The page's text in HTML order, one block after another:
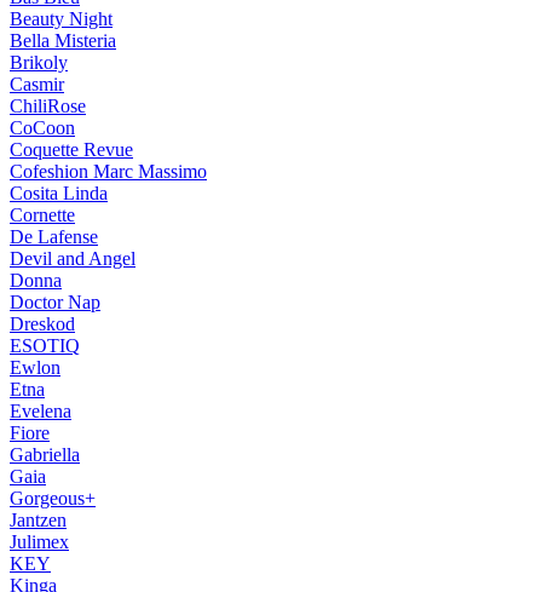
Beauty Night
Bella Misteria
Brikoly
Casmir
ChiliRose
CoCoon
Coquette Revue
Cofeshion Marc Massimo
Cosita Linda
Cornette
De Lafense
Devil and Angel
Donna
Doctor Nap
Dreskod
ESOTIQ
Ewlon
Etna
Evelena
Fiore
Gabriella
Gaia
Gorgeous+
Jantzen
Julimex
KEY
Kinga